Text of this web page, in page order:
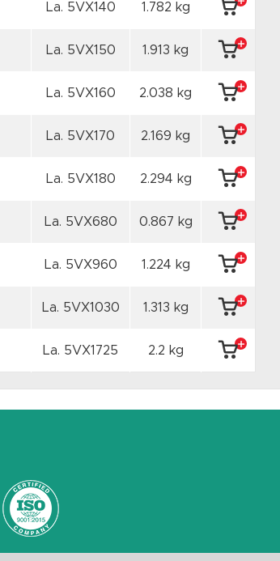
La. 5VX140 1.782 kg
La. 5VX150 1.913 kg
La. 5VX160 2.038 kg
La. 5VX170 2.169 kg
La. 5VX180 2.294 kg
La. 5VX680 0.867 kg
La. 5VX960 1.224 kg
La. 5VX1030 1.313 kg
La. 5VX1725 2.2 kg